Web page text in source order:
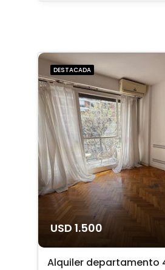
DESTACADA
USD 1.500